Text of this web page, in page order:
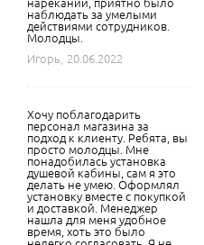
нареканий, приятно было
наблюдать за умелыми
действиями сотрудников.
Молодцы.
Игорь,
20.06.2022
Хочу поблагодарить
персонал магазина за
подход к клиенту. Ребята, вы
просто молодцы. Мне
понадобилась установка
душевой кабины, сам я это
делать не умею. Оформлял
установку вместе с покупкой
и доставкой. Менеджер
нашла для меня удобное
время, хоть это было